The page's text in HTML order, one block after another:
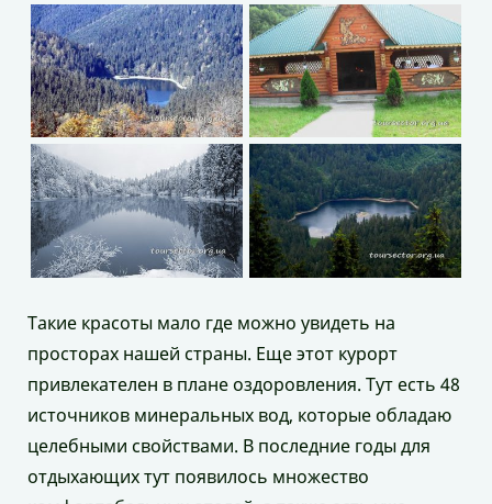
Такие красоты мало где можно увидеть на
просторах нашей страны. Еще этот курорт
привлекателен в плане оздоровления. Тут есть 48
источников минеральных вод, которые обладаю
целебными свойствами. В последние годы для
отдыхающих тут появилось множество